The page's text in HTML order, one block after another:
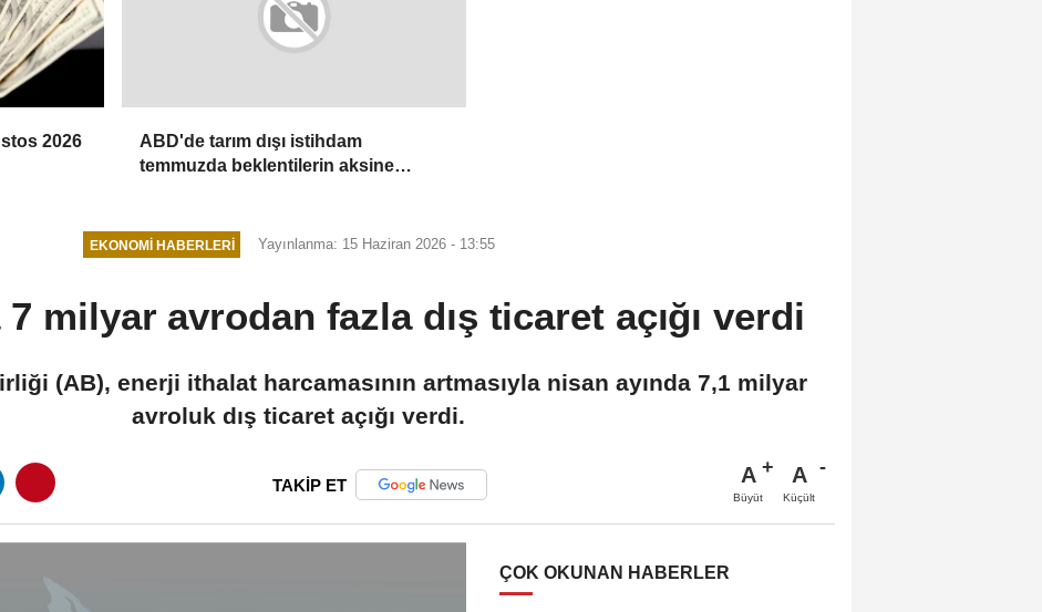
2026
ABD'de tarım dışı istihdam
temmuzda beklentilerin aksine
EKONOMI HABERLERI Yayınlanma: 15 Haziran 2026 - 13:55
milyar avrodan fazla dış ticaret açığı verdi
(AB), enerji ithalat harcamasının artmasıyla nisan ayında 7,1 milyar
avroluk dış ticaret açığı verdi.
TAKİP ET A
Büyüt
A
Küçült
ÇOK OKUNAN HABERLER